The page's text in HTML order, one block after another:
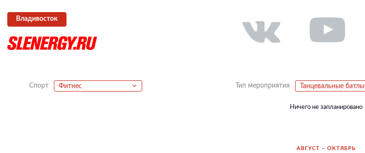
Владивосток
Спорт Фитнес Тип мероприятия Танцевальные батлы
Ничего не запланировано
АВГУСТ – ОКТЯБРЬ